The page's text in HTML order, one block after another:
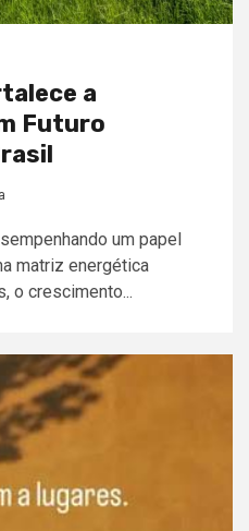
a
Futuro
um papel
matriz energética
o crescimento...